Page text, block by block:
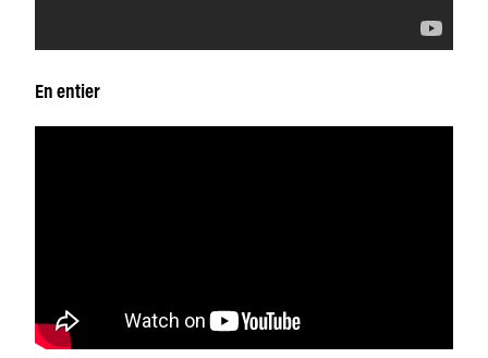
En entier